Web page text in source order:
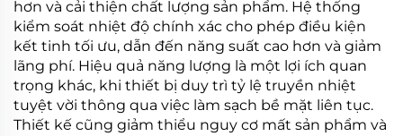
hơn và cải thiện chất lượng sản phẩm. Hệ thống
kiểm soát nhiệt độ chính xác cho phép điều kiện
kết tinh tối ưu, dẫn đến năng suất cao hơn và giảm
lãng phí. Hiệu quả năng lượng là một lợi ích quan
trọng khác, khi thiết bị duy trì tỷ lệ truyền nhiệt
tuyệt vời thông qua việc làm sạch bề mặt liên tục.
Thiết kế cũng giảm thiểu nguy cơ mất sản phẩm và